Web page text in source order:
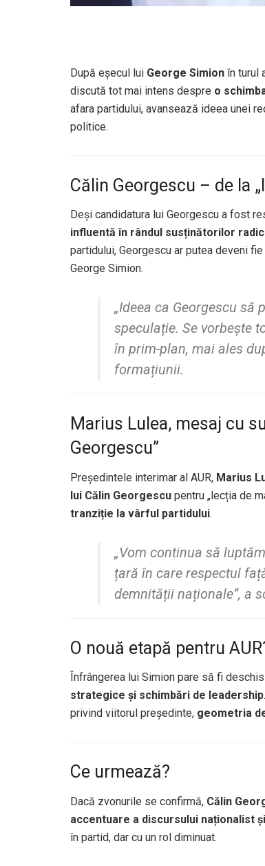
După eșecul lui George Simion în turul
discută tot mai intens despre o
afara partidului, avansează ideea unei
politice.
Călin Georgescu – de la
Deși candidatura lui Georgescu a fost
influentă în rândul susținătorilor
partidului, Georgescu ar putea deveni fie
George Simion.
„Ideea ca Georgescu
speculație. Se vorbește
în prim-plan, mai ales
formațiunii.
Marius Lulea, mesaj cu
Georgescu”
Președintele interimar al AUR, Marius
lui Călin Georgescu pentru „lecția de
tranziție la vârful partidului.
„Vom continua să
țară în care respectul
demnității naționale”, a
O nouă etapă pentru
Înfrângerea lui Simion pare să fi deschis
strategice și schimbări de leadership
privind viitorul președinte, geometria
Ce urmează?
Dacă zvonurile se confirmă, Călin
accentuare a discursului naționalist
în partid, dar cu un rol diminuat.